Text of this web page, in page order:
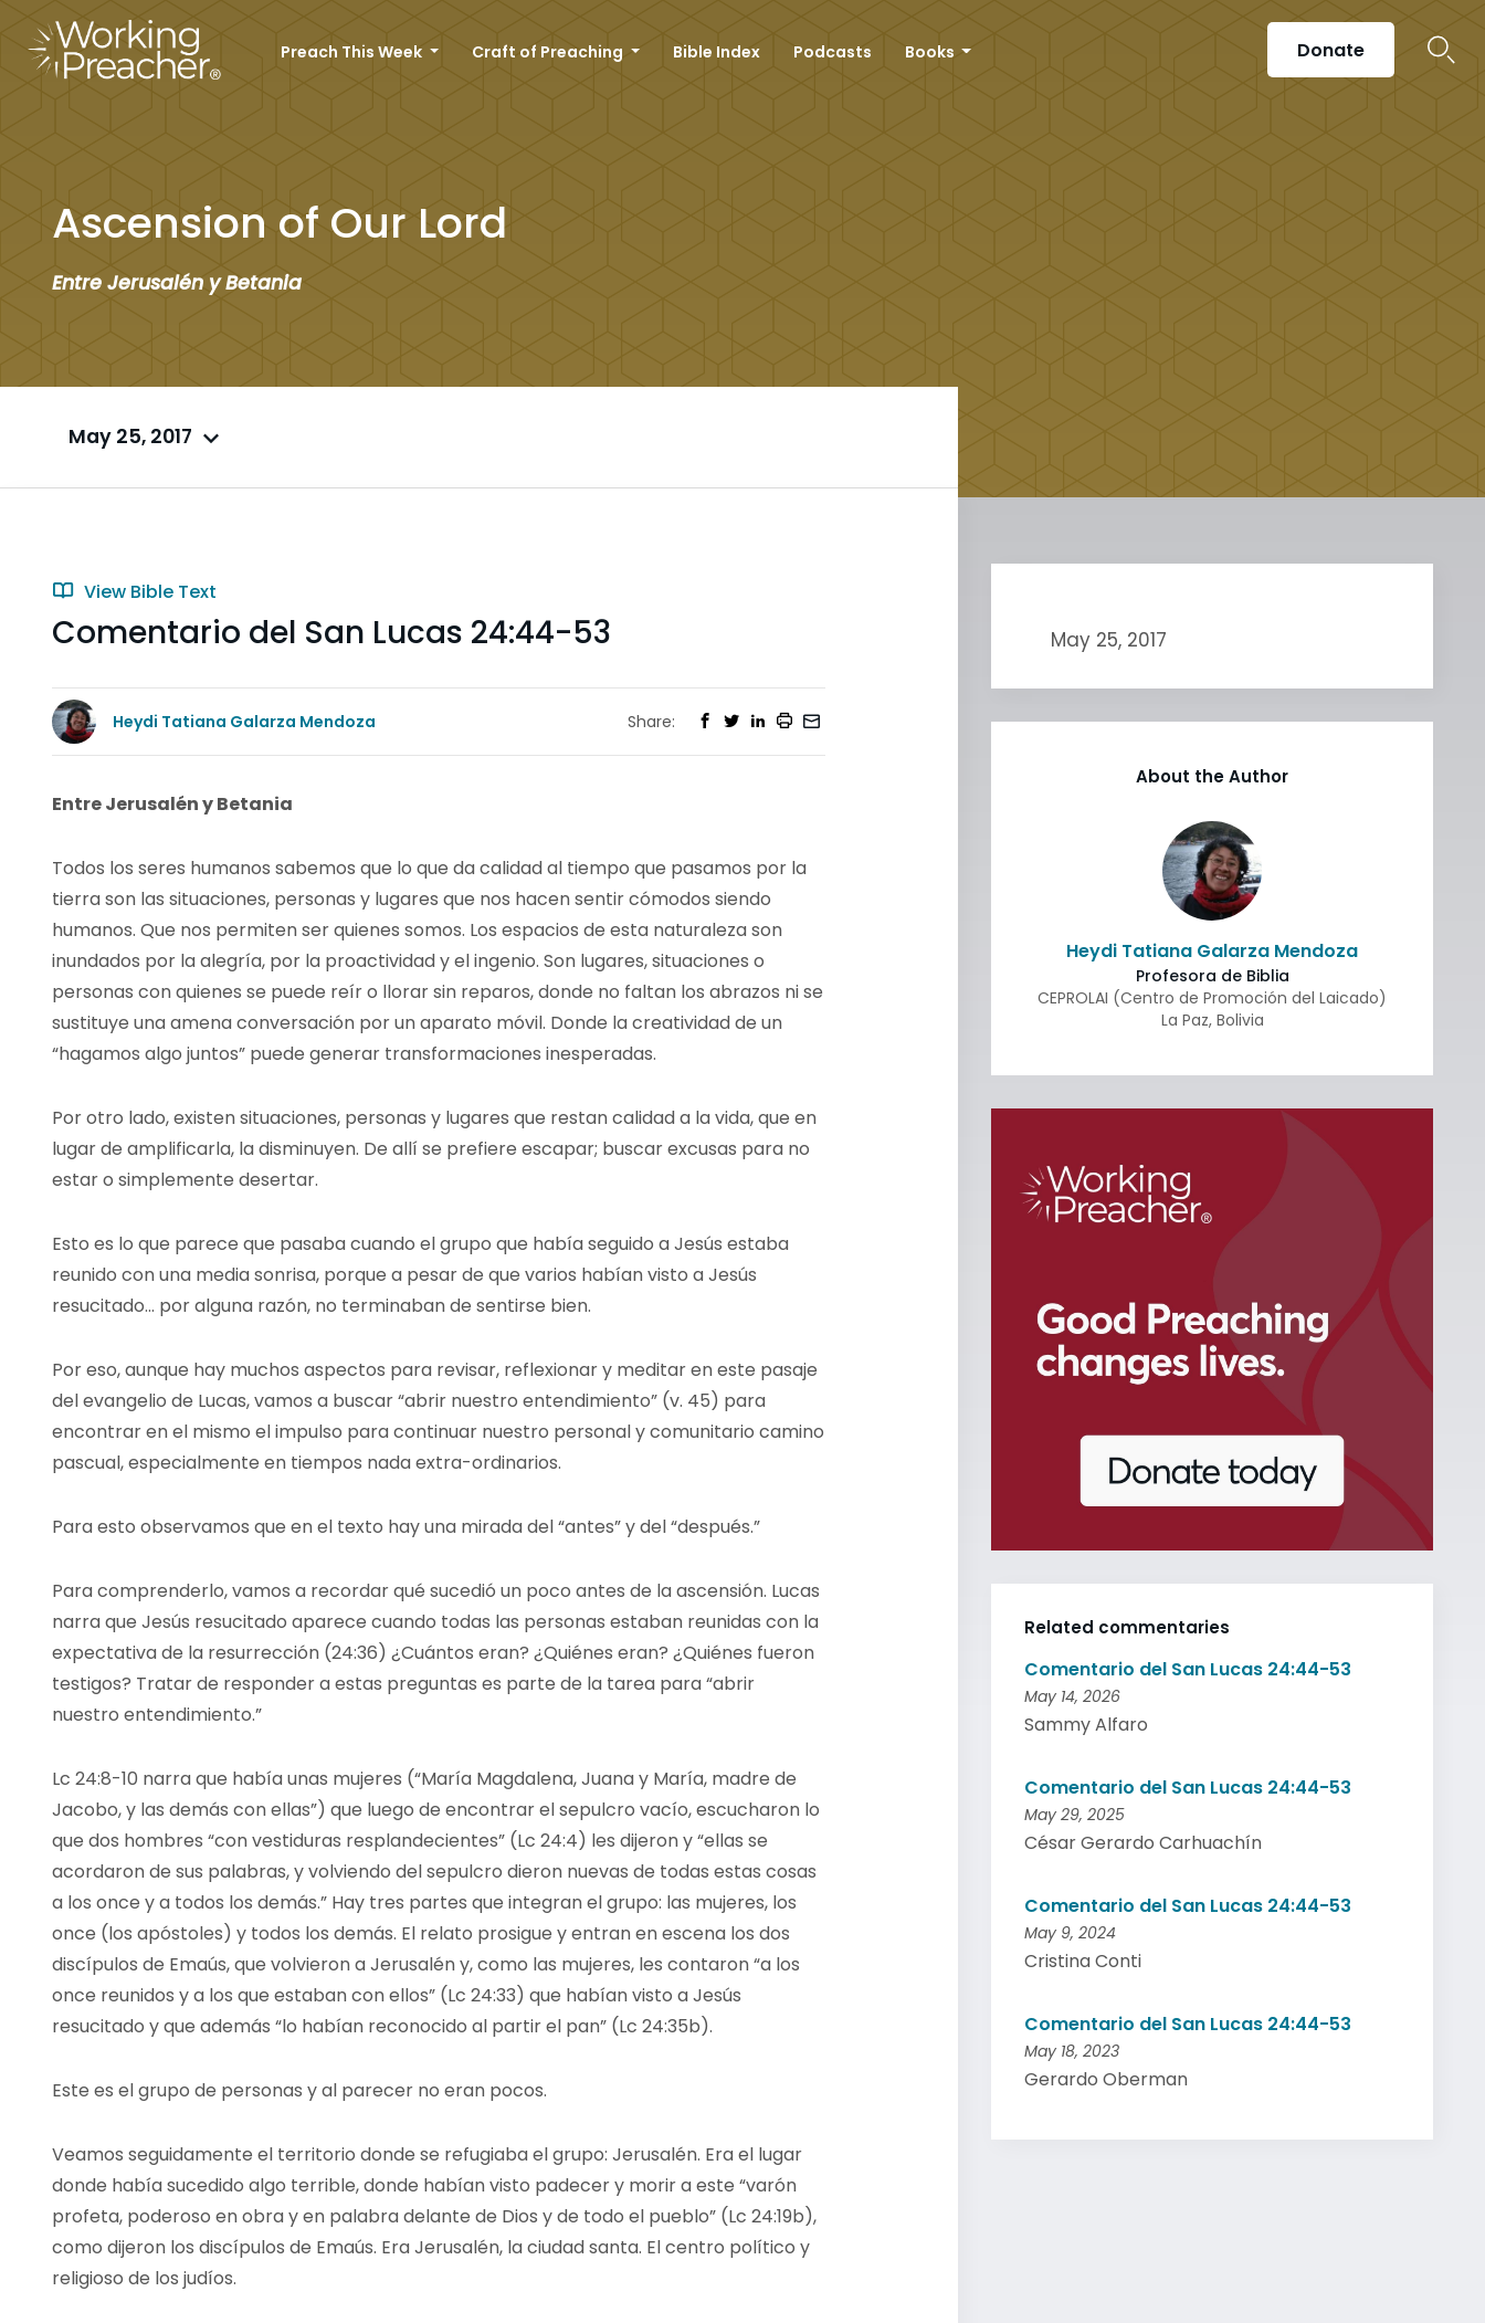
Preach This Week Craft of Preaching Bible Index Podcasts Books Donate
Ascension of Our Lord
Entre Jerusalén y Betania
May 25, 2017
View Bible Text
Comentario del San Lucas 24:44-53
Heydi Tatiana Galarza Mendoza Share:
Entre Jerusalén y Betania
Todos los seres humanos sabemos que lo que da calidad al tiempo que pasamos por la
tierra son las situaciones, personas y lugares que nos hacen sentir cómodos siendo
humanos. Que nos permiten ser quienes somos. Los espacios de esta naturaleza son
inundados por la alegría, por la proactividad y el ingenio. Son lugares, situaciones o
personas con quienes se puede reír o llorar sin reparos, donde no faltan los abrazos ni se
sustituye una amena conversación por un aparato móvil. Donde la creatividad de un
“hagamos algo juntos” puede generar transformaciones inesperadas.
Por otro lado, existen situaciones, personas y lugares que restan calidad a la vida, que en
lugar de amplificarla, la disminuyen. De allí se prefiere escapar; buscar excusas para no
estar o simplemente desertar.
Esto es lo que parece que pasaba cuando el grupo que había seguido a Jesús estaba
reunido con una media sonrisa, porque a pesar de que varios habían visto a Jesús
resucitado… por alguna razón, no terminaban de sentirse bien.
Por eso, aunque hay muchos aspectos para revisar, reflexionar y meditar en este pasaje
del evangelio de Lucas, vamos a buscar “abrir nuestro entendimiento” (v. 45) para
encontrar en el mismo el impulso para continuar nuestro personal y comunitario camino
pascual, especialmente en tiempos nada extra-ordinarios.
Para esto observamos que en el texto hay una mirada del “antes” y del “después.”
Para comprenderlo, vamos a recordar qué sucedió un poco antes de la ascensión. Lucas
narra que Jesús resucitado aparece cuando todas las personas estaban reunidas con la
expectativa de la resurrección (24:36) ¿Cuántos eran? ¿Quiénes eran? ¿Quiénes fueron
testigos? Tratar de responder a estas preguntas es parte de la tarea para “abrir
nuestro entendimiento.”
Lc 24:8-10 narra que había unas mujeres (“María Magdalena, Juana y María, madre de
Jacobo, y las demás con ellas”) que luego de encontrar el sepulcro vacío, escucharon lo
que dos hombres “con vestiduras resplandecientes” (Lc 24:4) les dijeron y “ellas se
acordaron de sus palabras, y volviendo del sepulcro dieron nuevas de todas estas cosas
a los once y a todos los demás.” Hay tres partes que integran el grupo: las mujeres, los
once (los apóstoles) y todos los demás. El relato prosigue y entran en escena los dos
discípulos de Emaús, que volvieron a Jerusalén y, como las mujeres, les contaron “a los
once reunidos y a los que estaban con ellos” (Lc 24:33) que habían visto a Jesús
resucitado y que además “lo habían reconocido al partir el pan” (Lc 24:35b).
Este es el grupo de personas y al parecer no eran pocos.
Veamos seguidamente el territorio donde se refugiaba el grupo: Jerusalén. Era el lugar
donde había sucedido algo terrible, donde habían visto padecer y morir a este “varón
profeta, poderoso en obra y en palabra delante de Dios y de todo el pueblo” (Lc 24:19b),
como dijeron los discípulos de Emaús. Era Jerusalén, la ciudad santa. El centro político y
religioso de los judíos.
May 25, 2017
About the Author
Heydi Tatiana Galarza Mendoza
Profesora de Biblia
CEPROLAI (Centro de Promoción del Laicado)
La Paz, Bolivia
Related commentaries
Comentario del San Lucas 24:44-53
May 14, 2026
Sammy Alfaro
Comentario del San Lucas 24:44-53
May 29, 2025
César Gerardo Carhuachín
Comentario del San Lucas 24:44-53
May 9, 2024
Cristina Conti
Comentario del San Lucas 24:44-53
May 18, 2023
Gerardo Oberman